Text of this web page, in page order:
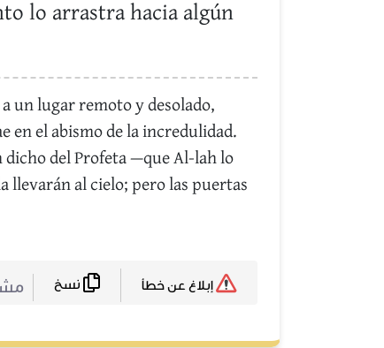
lo arrastra hacia algún
un lugar remoto y desolado,
en el abismo de la incredulidad.
dicho del Profeta —que Al-lah lo
llevarán al cielo; pero las puertas